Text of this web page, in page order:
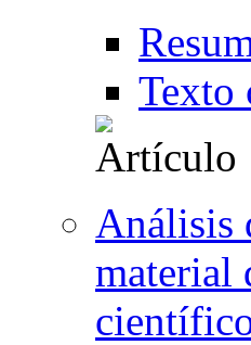
Texto
Análisis
material